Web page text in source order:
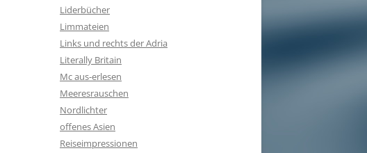
Liderbücher
Limmateien
Links und rechts der Adria
Literally Britain
Mc aus-erlesen
Meeresrauschen
Nordlichter
offenes Asien
Reiseimpressionen